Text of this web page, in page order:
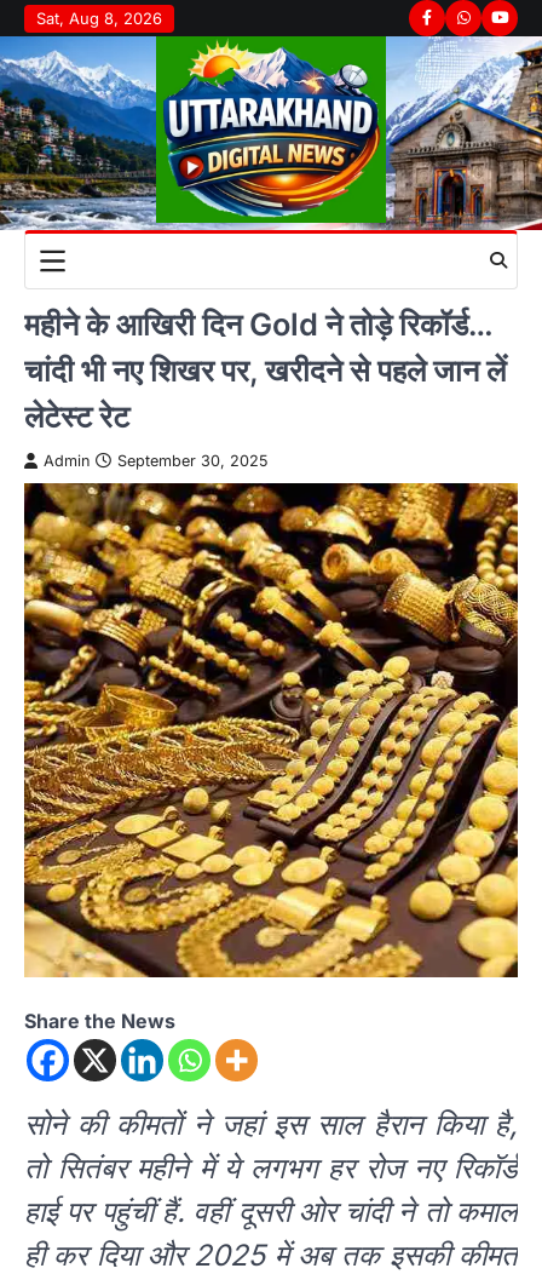
Skip
to
content
Sat, Aug 8, 2026 Facebook
Whatsapp
महीने के आखिरी दिन Gold ने तोड़े रिकॉर्ड…
चांदी भी नए शिखर पर, खरीदने से पहले जान लें
लेटेस्ट रेट
Admin September 30, 2025
Share the News
सोने की कीमतों ने जहां इस साल हैरान किया है,
तो सितंबर महीने में ये लगभग हर रोज नए रिकॉर्ड
हाई पर पहुंचीं हैं. वहीं दूसरी ओर चांदी ने तो कमाल
ही कर दिया और 2025 में अब तक इसकी कीमत